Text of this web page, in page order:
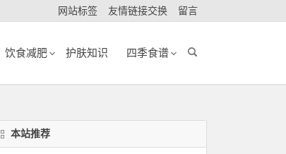
网站标签 友情链接交换 留言
饮食减肥 护肤知识 四季食谱
本站推荐